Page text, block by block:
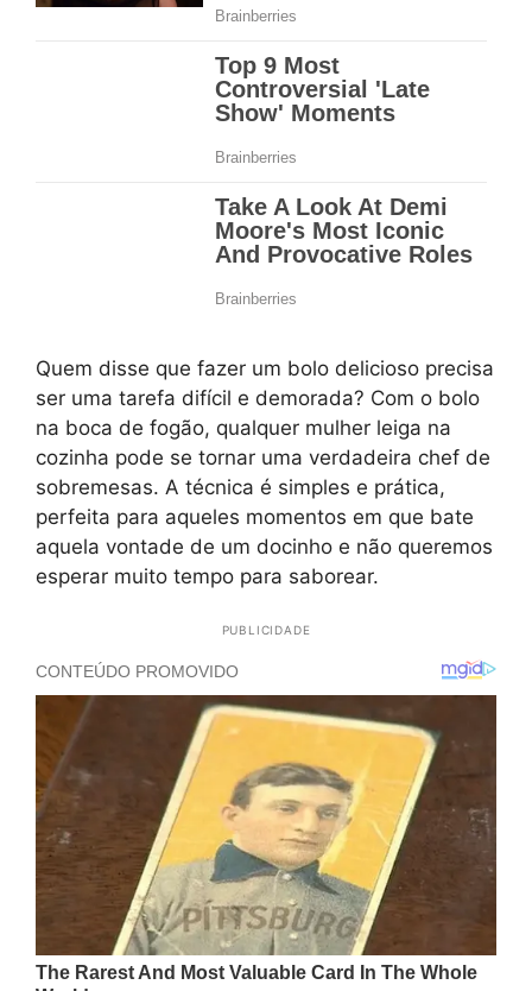
Quem disse que fazer um bolo delicioso precisa
ser uma tarefa difícil e demorada? Com o bolo
na boca de fogão, qualquer mulher leiga na
cozinha pode se tornar uma verdadeira chef de
sobremesas. A técnica é simples e prática,
perfeita para aqueles momentos em que bate
aquela vontade de um docinho e não queremos
esperar muito tempo para saborear.
PUBLICIDADE